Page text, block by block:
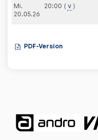
Mi.
20.05.26
20:00 v
PDF-Version